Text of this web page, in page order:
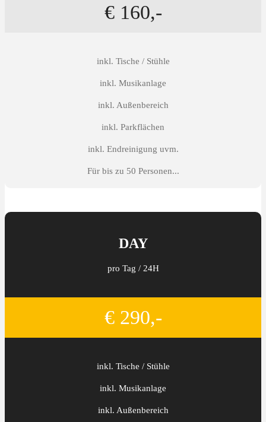
€ 160,-
inkl. Tische / Stühle
inkl. Musikanlage
inkl. Außenbereich
inkl. Parkflächen
inkl. Endreinigung uvm.
Für bis zu 50 Personen...
DAY
pro Tag / 24H
€ 290,-
inkl. Tische / Stühle
inkl. Musikanlage
inkl. Außenbereich